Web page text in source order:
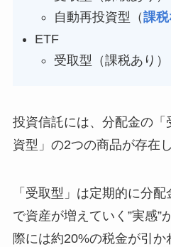
自動再投資型（課税
ETF
受取型（課税あり）
投資信託には、分配金の「
資型」の2つの商品が存在し
「受取型」は定期的に分
で資産が増えていく”実感”
際には約20%の税金が引